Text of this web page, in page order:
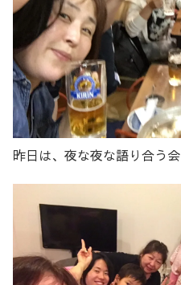
昨日は、夜な夜な語り合う会